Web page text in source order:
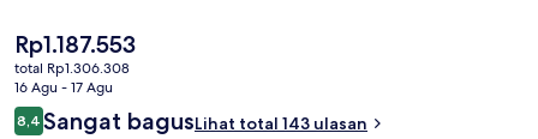
Standar kebersihan
Harga
saat
ini
Rp1.187.553
Rp1.187.553
total Rp1.306.308
16 Agu - 17 Agu
Ulasan
8,48,4 dari 10
Sangat bagusLihat total 143 ulasan